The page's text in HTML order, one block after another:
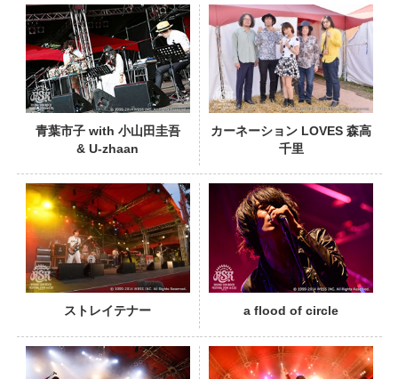
青葉市子 with 小山田圭吾
& U-zhaan
カーネーション LOVES 森高
千里
PHOTO
ストレイテナー a flood of circle
PHOTO
PHOTO